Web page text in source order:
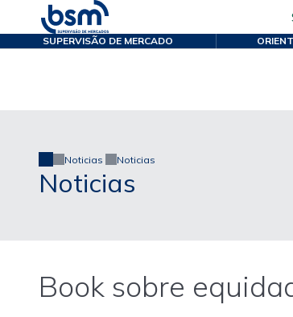
SUPERVISÃO DE MERCADO
Noticias Noticias
Noticias
Book sobre